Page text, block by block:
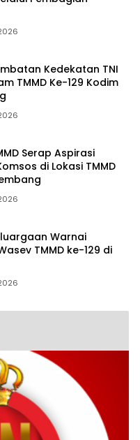
Kedekatan TNI
TMMD Ke-129 Kodim
Serap Aspirasi
di Lokasi TMMD
Warnai
TMMD ke-129 di